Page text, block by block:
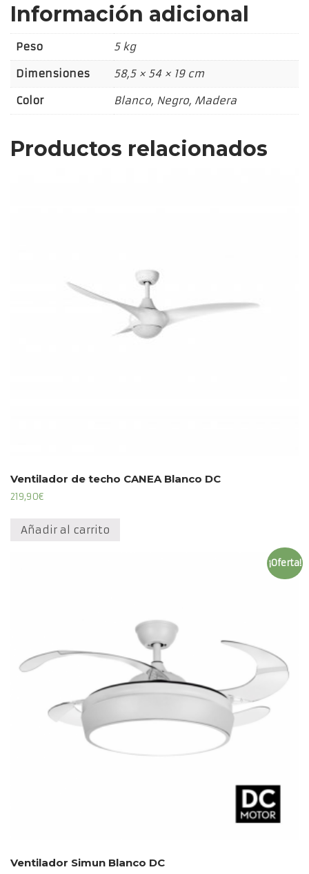
Información adicional
Peso 5 kg
Dimensiones 58,5 × 54 × 19 cm
Color Blanco, Negro, Madera
Productos relacionados
Ventilador de techo CANEA Blanco DC
219,90€
Añadir al carrito
¡Oferta!
Ventilador Simun Blanco DC